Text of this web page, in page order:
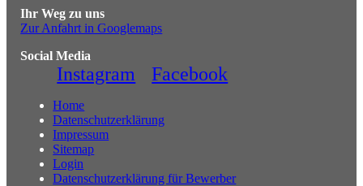
Ihr Weg zu uns
Zur Anfahrt in Googlemaps
Social Media
Instagram Facebook
Home
Datenschutzerklärung
Impressum
Sitemap
Login
Datenschutzerklärung für Bewerber